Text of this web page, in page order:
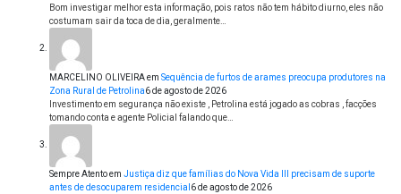
Bom investigar melhor esta informação, pois ratos não tem hábito diurno, eles não
costumam sair da toca de dia, geralmente…
MARCELINO OLIVEIRAem Sequência de furtos de arames preocupa produtores na
Zona Rural de Petrolina6 de agosto de 2026
Investimento em segurança não existe , Petrolina está jogado as cobras , facções
tomando conta e agente Policial falando que…
Sempre Atentoem Justiça diz que famílias do Nova Vida III precisam de suporte
antes de desocuparem residencial 6 de agosto de 2026